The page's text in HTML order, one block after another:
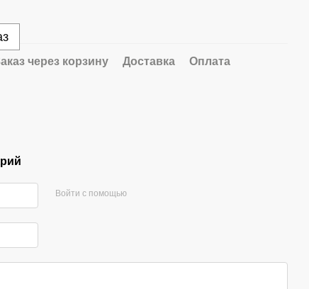
через корзину Доставка
Оплата
Войти с помощью